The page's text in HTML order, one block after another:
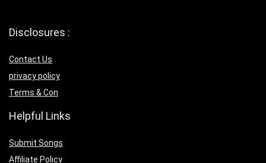
Disclosures :
Contact Us
privacy policy
Terms & Con
Helpful Links
Submit Songs
Affiliate Policy